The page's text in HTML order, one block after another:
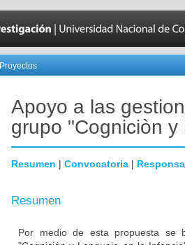
Proyectos
Apoyo a las
grupo "Cogniciòn
Resumen | Convocatoria |
Resumen
Por medio de esta propuesta se